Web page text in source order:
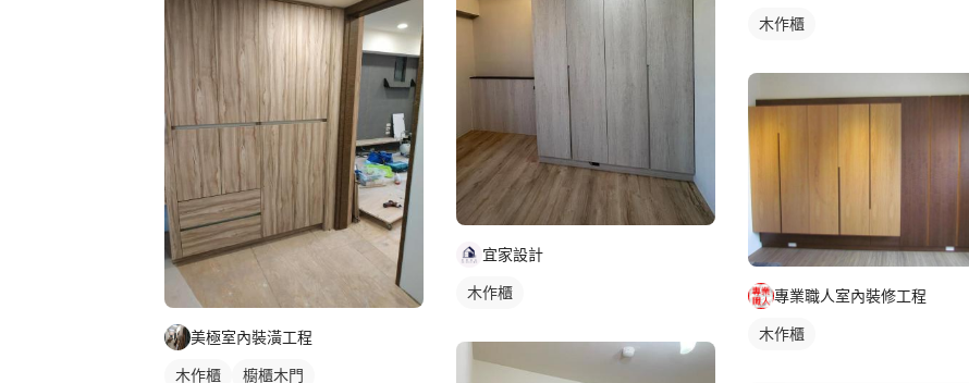
美極室內裝潢工程
木作櫃 櫥櫃木門
宜家設計
木作櫃
木作櫃
專業職人室內裝修工程
木作櫃